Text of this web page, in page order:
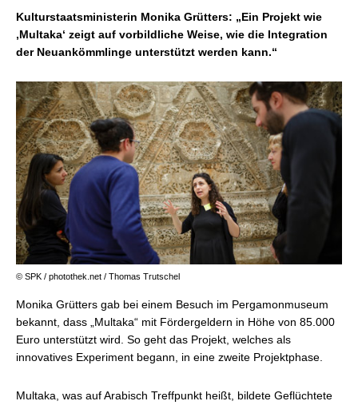
Kulturstaatsministerin Monika Grütters: „Ein Projekt wie
‚Multaka‘ zeigt auf vorbildliche Weise, wie die Integration
der Neuankömmlinge unterstützt werden kann.“
© SPK / photothek.net / Thomas Trutschel
Monika Grütters gab bei einem Besuch im Pergamonmuseum
bekannt, dass „Multaka“ mit Fördergeldern in Höhe von 85.000
Euro unterstützt wird. So geht das Projekt, welches als
innovatives Experiment begann, in eine zweite Projektphase.
Multaka, was auf Arabisch Treffpunkt heißt, bildete Geflüchtete